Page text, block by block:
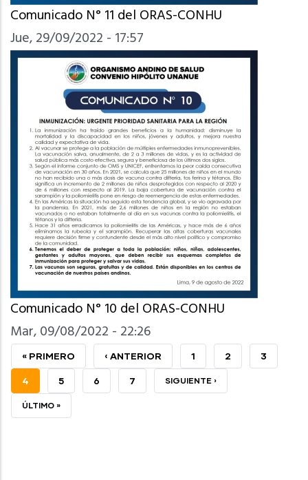
Comunicado N° 11 del ORAS-CONHU
Jue, 29/09/2022 - 17:57
Comunicado N° 10 del ORAS-CONHU
Mar, 09/08/2022 - 22:26
PRIMERA
PÁGINA
« PRIMERO
PÁGINA
ANTERIOR
‹ ANTERIOR PAGE
1 PAGE
2 PAGE
3
PÁGINA
ACTUAL
4 PAGE
5 PAGE
6 PAGE
7 SIGUIENTE
SIGUIENTE ›
ÚLTIMA
ÚLTIMO »